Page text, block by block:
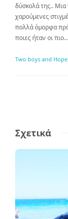
δύσκολά της.. Μια
χαρούμενες
πολλά όμορφα
ποιες ήταν οι πιο…
Two boys and Hope,
Σχετικά